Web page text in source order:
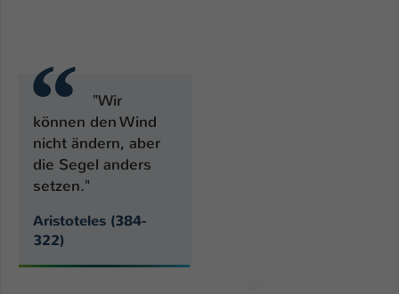
"Wir
können den Wind
nicht ändern, aber
die Segel anders
setzen."
Aristoteles (384-
322)
Name
Anbieter TYPO3
Laufzeit 1 Tag
Zweck
ein Besucher im Typo3-Backend
zu verwalten.